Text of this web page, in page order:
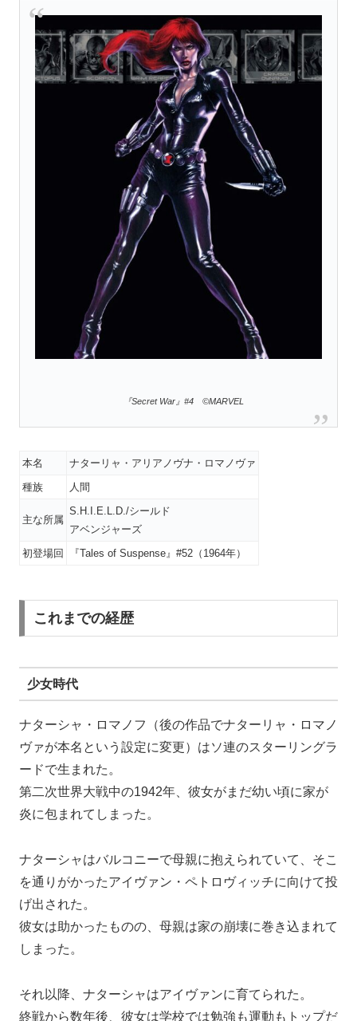
『Secret War』#4 ©MARVEL
本名
ナターリャ・アリアノヴナ・ロマノヴァ
種族
人間
主な所属
S.H.I.E.L.D./シールド
アベンジャーズ
初登場回
『Tales of Suspense』#52（1964年）
これまでの経歴
少女時代
ナターシャ・ロマノフ（後の作品でナターリャ・ロマノ
ヴァが本名という設定に変更）はソ連のスターリングラ
ードで生まれた。
第二次世界大戦中の1942年、彼女がまだ幼い頃に家が
炎に包まれてしまった。
ナターシャはバルコニーで母親に抱えられていて、そこ
を通りがかったアイヴァン・ペトロヴィッチに向けて投
げ出された。
彼女は助かったものの、母親は家の崩壊に巻き込まれて
しまった。
それ以降、ナターシャはアイヴァンに育てられた。
終戦から数年後、彼女は学校では勉強も運動もトップだ